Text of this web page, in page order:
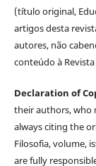
(título original,
artigos desta
autores, não
conteúdo à
Declaration of
their authors, who
always citing the
Filosofia, volume,
are fully